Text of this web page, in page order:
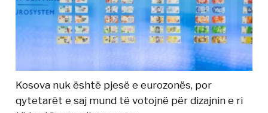
Kosova nuk është pjesë e eurozonës, por
qytetarët e saj mund të votojnë për dizajnin e ri